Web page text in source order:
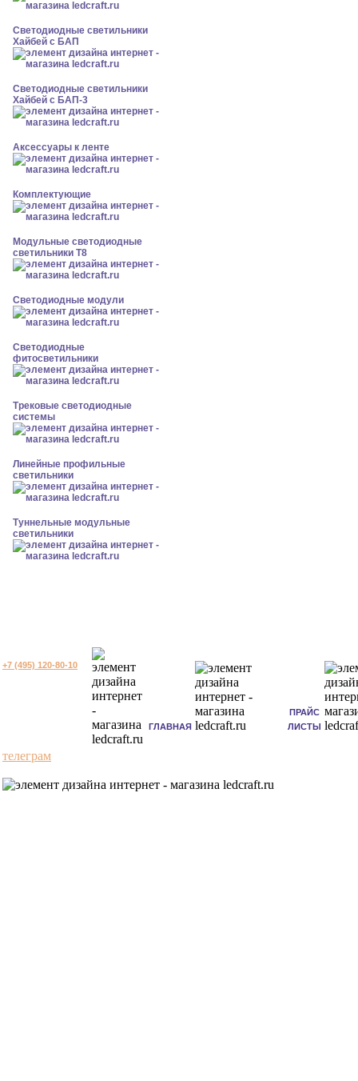
Светодиодные светильники
Хайбей с БАП
Светодиодные светильники
Хайбей с БАП-3
Аксессуары к ленте
Комплектующие
Модульные светодиодные
светильники Т8
Светодиодные модули
Светодиодные
фитосветильники
Трековые светодиодные
системы
Линейные профильные
светильники
Туннельные модульные
светильники
+7 (495) 120-80-10
ГЛАВНАЯ
ПРАЙС
ЛИСТЫ
телеграм